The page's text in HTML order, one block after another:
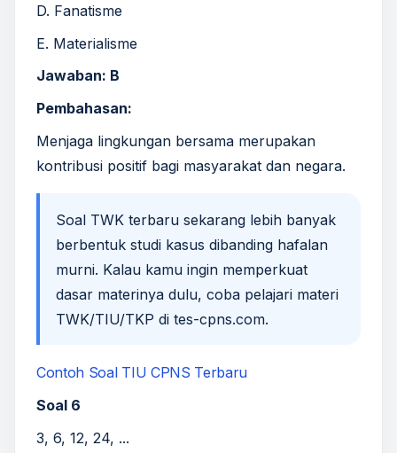
D. Fanatisme
E. Materialisme
Jawaban: B
Pembahasan:
Menjaga lingkungan bersama merupakan
kontribusi positif bagi masyarakat dan negara.
Soal TWK terbaru sekarang lebih banyak
berbentuk studi kasus dibanding hafalan
murni. Kalau kamu ingin memperkuat
dasar materinya dulu, coba pelajari materi
TWK/TIU/TKP di tes-cpns.com.
Contoh Soal TIU CPNS Terbaru
Soal 6
3, 6, 12, 24, ...